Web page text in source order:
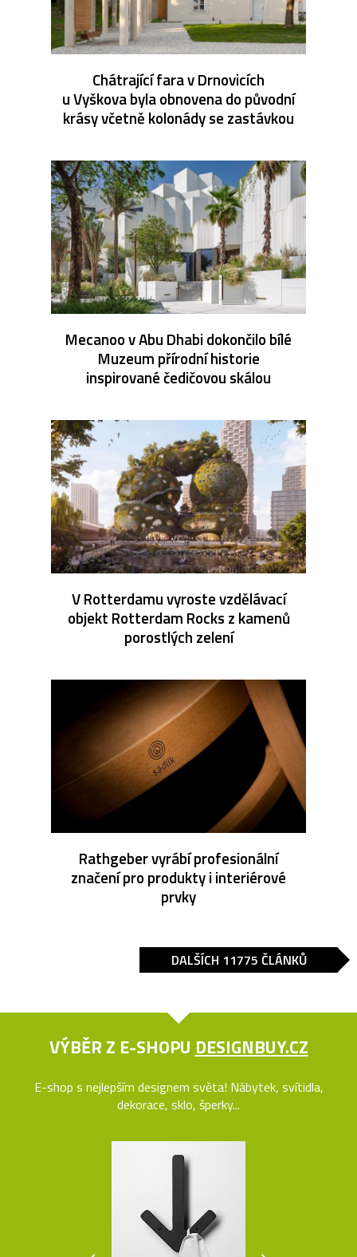
Chátrající fara v Drnovicích
u Vyškova byla obnovena do původní
krásy včetně kolonády se zastávkou
Mecanoo v Abu Dhabi dokončilo bílé
Muzeum přírodní historie
inspirované čedičovou skálou
V Rotterdamu vyroste vzdělávací
objekt Rotterdam Rocks z kamenů
porostlých zelení
Rathgeber vyrábí profesionální
značení pro produkty i interiérové
prvky
DALŠÍCH 11775 ČLÁNKŮ
VÝBĚR Z E-SHOPU DESIGNBUY.CZ
E-shop s nejlepším designem světa! Nábytek, svítidla,
dekorace, sklo, šperky...